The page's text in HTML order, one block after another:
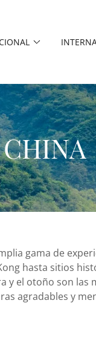
CHINA
gama de
hasta sitios
y el otoño son las
agradables y